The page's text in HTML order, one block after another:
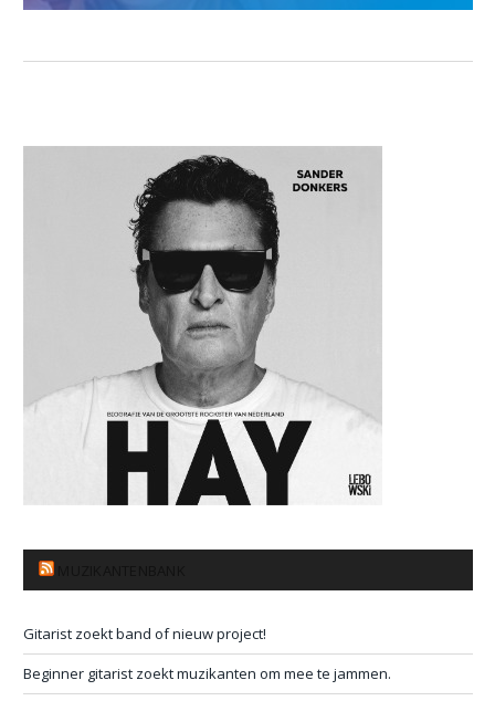
Gitarist zoekt band of nieuw project!
Beginner gitarist zoekt muzikanten om mee te jammen.